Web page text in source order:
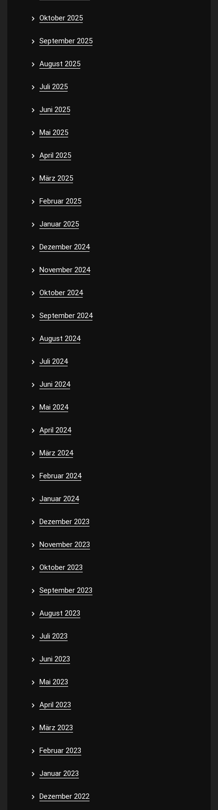
Oktober 2025
September 2025
August 2025
Juli 2025
Juni 2025
Mai 2025
April 2025
März 2025
Februar 2025
Januar 2025
Dezember 2024
November 2024
Oktober 2024
September 2024
August 2024
Juli 2024
Juni 2024
Mai 2024
April 2024
März 2024
Februar 2024
Januar 2024
Dezember 2023
November 2023
Oktober 2023
September 2023
August 2023
Juli 2023
Juni 2023
Mai 2023
April 2023
März 2023
Februar 2023
Januar 2023
Dezember 2022